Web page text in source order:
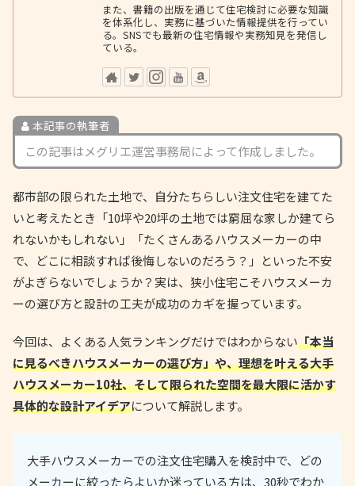
また、書籍の出版を通じて住宅検討に必要な知識
を体系化し、実務に基づいた情報提供を行ってい
る。SNSでも最新の住宅情報や実務知見を発信し
ている。
本記事の執筆者
この記事はメグリエ運営事務局によって作成しました。
都市部の限られた土地で、自分たちらしい注文住宅を建てた
いと考えたとき「10坪や20坪の土地では窮屈な家しか建てら
れないかもしれない」「たくさんあるハウスメーカーの中
で、どこに相談すれば後悔しないのだろう？」といった不安
がよぎらないでしょうか？実は、狭小住宅こそハウスメーカ
ーの選び方と設計の工夫が成功のカギを握っています。
今回は、よくある人気ランキングだけではわからない「本当
に見るべきハウスメーカーの選び方」や、理想を叶える大手
ハウスメーカー10社、そして限られた空間を最大限に活かす
具体的な設計アイデアについて解説します。
大手ハウスメーカーでの注文住宅購入を検討中で、どの
メーカーに絞ったらよいか迷っている方は、30秒でわか